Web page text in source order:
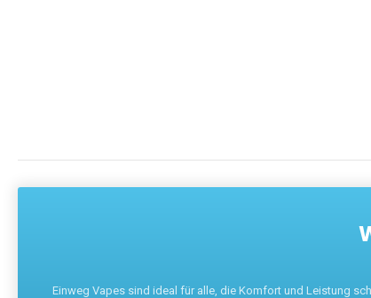
Einweg Vapes sind ideal für alle, die Komfort und Leistung